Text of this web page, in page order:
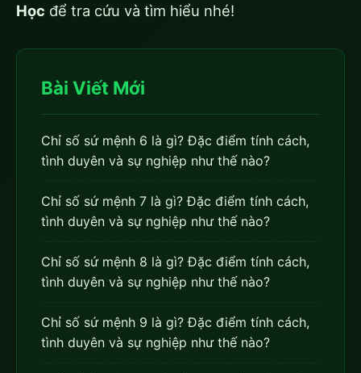
Học để tra cứu và tìm hiểu nhé!
Bài Viết Mới
Chỉ số sứ mệnh 6 là gì? Đặc điểm tính cách,
tình duyên và sự nghiệp như thế nào?
Chỉ số sứ mệnh 7 là gì? Đặc điểm tính cách,
tình duyên và sự nghiệp như thế nào?
Chỉ số sứ mệnh 8 là gì? Đặc điểm tính cách,
tình duyên và sự nghiệp như thế nào?
Chỉ số sứ mệnh 9 là gì? Đặc điểm tính cách,
tình duyên và sự nghiệp như thế nào?